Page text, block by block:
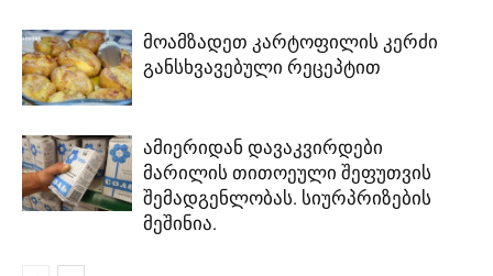
მოამზადეთ კარტოფილის კერძი
განსხვავებული რეცეპტით
ამიერიდან დავაკვირდები
მარილის თითოეული შეფუთვის
შემადგენლობას. სიურპრიზების
მეშინია.